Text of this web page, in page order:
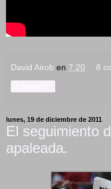
David Airob en 7:20 8
lunes, 19 de diciembre de 2011
El seguimiento
apaleada.